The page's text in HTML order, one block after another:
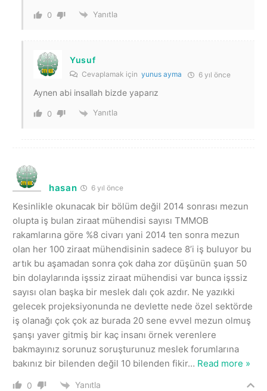
0 Yanıtla
Yusuf
Cevaplamak için yunus ayma 6 yıl önce
Aynen abi insallah bizde yaparız
0 Yanıtla
hasan 6 yıl önce
Kesinlikle okunacak bir bölüm değil 2014 sonrası mezun
olupta iş bulan ziraat mühendisi sayısı TMMOB
rakamlarına göre %8 civarı yani 2014 ten sonra mezun
olan her 100 ziraat mühendisinin sadece 8’i iş buluyor bu
artık bu aşamadan sonra çok daha zor düşünün şuan 50
bin dolaylarında işssiz ziraat mühendisi var bunca işssiz
sayısı olan başka bir meslek dalı çok azdır. Ne yazıkki
gelecek projeksiyonunda ne devlette nede özel sektörde
iş olanağı çok çok az burada 20 sene evvel mezun olmuş
şanşı yaver gitmiş bir kaç insanı örnek verenlere
bakmayınız sorunuz soruşturunuz meslek forumlarına
bakınız bir bilenden değil 10 bilenden fikir… Read more »
0 Yanıtla